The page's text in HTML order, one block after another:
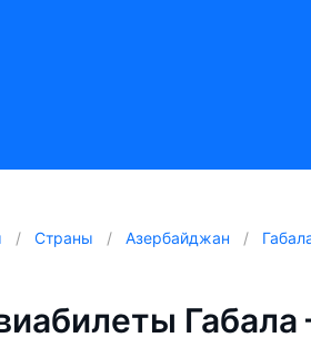
Страны Азербайджан
Габала